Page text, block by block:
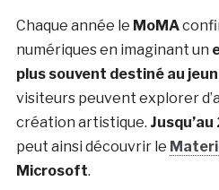
Chaque année le MoMA
numériques en imaginant un
plus souvent destiné au
visiteurs peuvent explorer
création artistique.
peut ainsi découvrir le
Microsoft.